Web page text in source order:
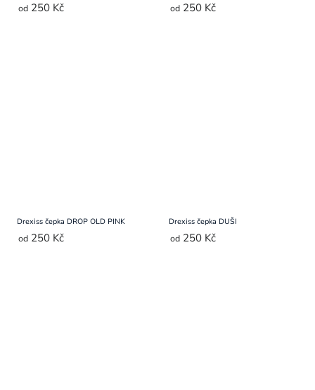
od 250 Kč od 250 Kč
Drexiss čepka DROP OLD PINK
od 250 Kč
Drexiss čepka DUŠI
od 250 Kč